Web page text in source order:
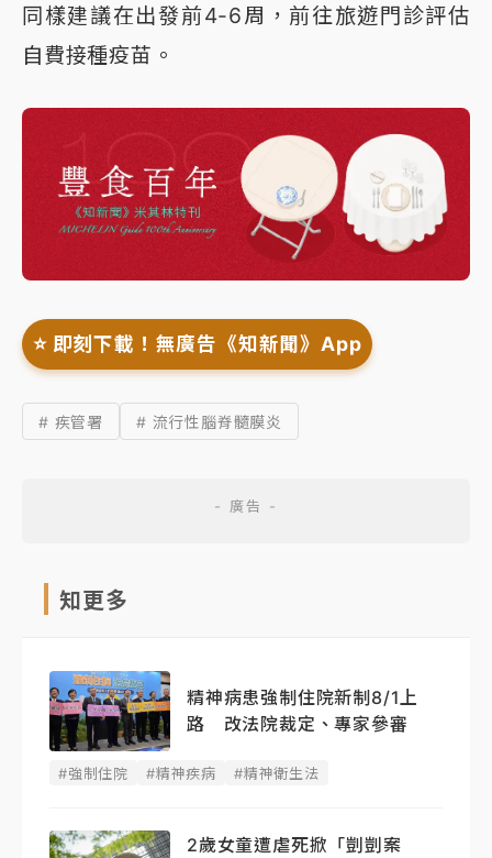
同樣建議在出發前4-6周，前往旅遊門診評估
自費接種疫苗。
⭐️ 即刻下載！無廣告《知新聞》App
# 疾管署 # 流行性腦脊髓膜炎
知更多
精神病患強制住院新制8/1上
路 改法院裁定、專家參審
#強制住院 #精神疾病 #精神衛生法
2歲女童遭虐死掀「剴剴案